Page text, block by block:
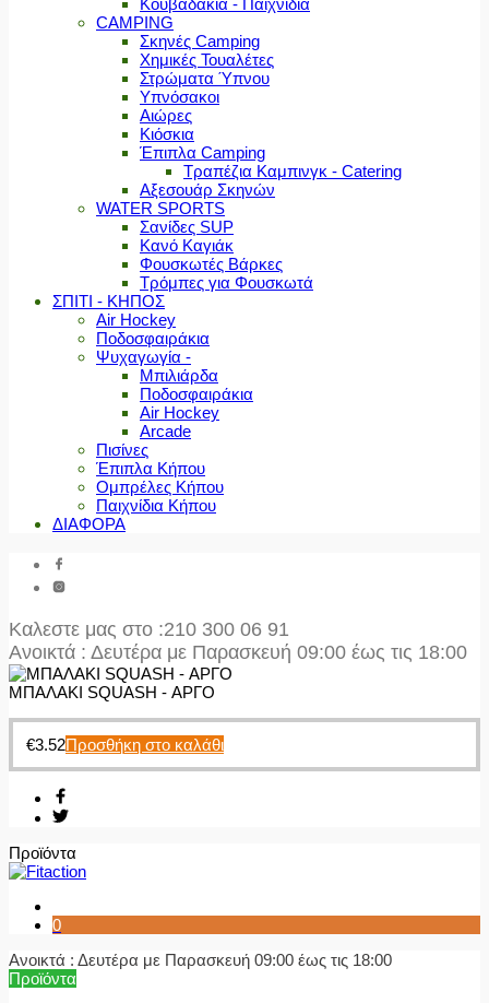
Κουβαδάκια - Παιχνίδια
CAMPING
Σκηνές Camping
Χημικές Τουαλέτες
Στρώματα Ύπνου
Υπνόσακοι
Αιώρες
Κιόσκια
Έπιπλα Camping
Τραπέζια Καμπινγκ - Catering
Αξεσουάρ Σκηνών
WATER SPORTS
Σανίδες SUP
Κανό Καγιάκ
Φουσκωτές Βάρκες
Τρόμπες για Φουσκωτά
ΣΠΙΤΙ - ΚΗΠΟΣ
Air Hockey
Ποδοσφαιράκια
Ψυχαγωγία -
Μπιλιάρδα
Ποδοσφαιράκια
Air Hockey
Arcade
Πισίνες
Έπιπλα Κήπου
Ομπρέλες Κήπου
Παιχνίδια Κήπου
ΔΙΑΦΟΡΑ
Καλεστε μας στο :210 300 06 91
Ανοικτά : Δευτέρα με Παρασκευή 09:00 έως τις 18:00
ΜΠΑΛΑΚΙ SQUASH - ΑΡΓΟ
€3.52Προσθήκη στο καλάθι
Προϊόντα
0
Ανοικτά : Δευτέρα με Παρασκευή 09:00 έως τις 18:00
Προϊόντα